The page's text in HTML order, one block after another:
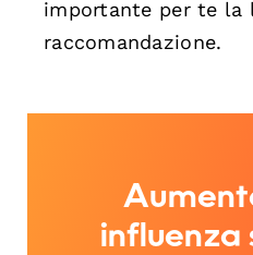
importante per te la
raccomandazione.
influenza